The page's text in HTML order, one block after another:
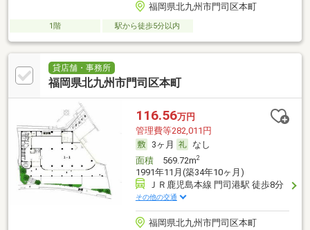
福岡県北九州市門司区本町
1階 駅から徒歩5分以内
貸店舗・事務所
福岡県北九州市門司区本町
116.56万円
管理費等282,011円
3ヶ月
なし
面積569.72m2
1991年11月(築34年10ヶ月)
ＪＲ鹿児島本線 門司港駅 徒歩8分
その他の交通
福岡県北九州市門司区本町